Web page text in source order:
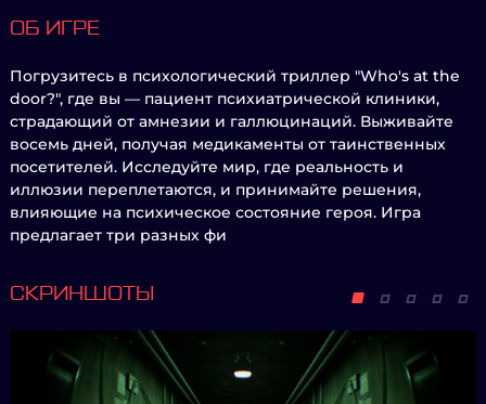
ОБ ИГРЕ
Погрузитесь в психологический триллер "Who's at the
door?", где вы — пациент психиатрической клиники,
страдающий от амнезии и галлюцинаций. Выживайте
восемь дней, получая медикаменты от таинственных
посетителей. Исследуйте мир, где реальность и
иллюзии переплетаются, и принимайте решения,
влияющие на психическое состояние героя. Игра
предлагает три разных фи
СКРИНШОТЫ